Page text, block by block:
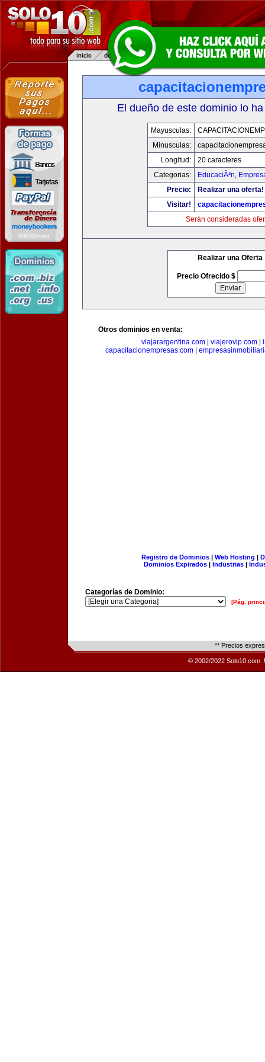
El dueño de este dominio lo
Mayusculas:
Minusculas:
Longitud:
20 caracteres
Categorias:
EducaciÃ³n,
Precio:
Realizar una oferta!
Visitar!
Serán consideradas
Realizar una Oferta
Precio Ofrecido $
Otros dominios en venta:
viajarargentina.com| viajerovip.com|
capacitacionempresas.com|
Registro de Dominios| Web Hosting |
Dominios Expirados | Industrias |
Categorías de Dominio:
[Pág.
** Precios
© 2002/2022 Solo10.com